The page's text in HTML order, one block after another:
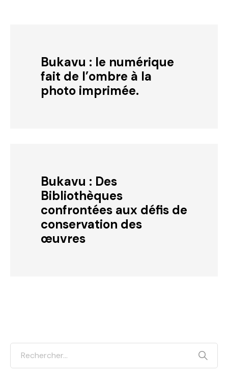
Bukavu : le numérique
fait de l’ombre à la
photo imprimée.
Bukavu : Des
Bibliothèques
confrontées aux défis de
conservation des
œuvres